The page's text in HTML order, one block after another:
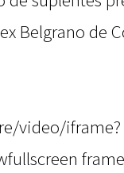
Belgrano de
video/iframe?